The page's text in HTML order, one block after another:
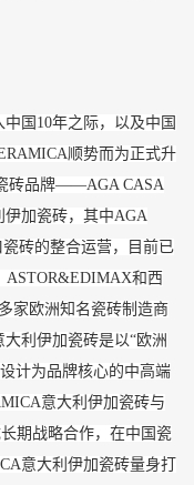
国10年之际，以及中国
顺势而为正式升
砖品牌——AGA CASA
加瓷砖，其中AGA
砖的整合运营，目前已
和西
家欧洲知名瓷砖制造商
利伊加瓷砖是以“欧洲
计为品牌核心的中高端
意大利伊加瓷砖与
期战略合作，在中国瓷
意大利伊加瓷砖量身打